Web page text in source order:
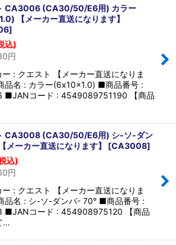
CA3006 (CA30/50/E6用) カラー
【メーカー直送になります】
]
込)
円
: クエスト 【メーカー直送になりま
品名 : カラー(6x10x1.0) ■商品番号 :
■JANコード : 4549089751190 【商品
CA3008 (CA30/50/E6用) シ-ソ-ダン
メーカー直送になります】 [CA3008]
込)
円
: クエスト 【メーカー直送になりま
品名 : シ-ソ-ダンパ- 70° ■商品番号 :
■JANコード : 454908975120 【商品
…